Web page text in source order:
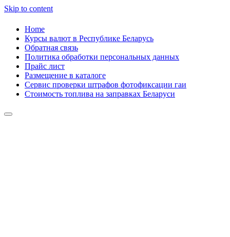
Skip to content
Home
Курсы валют в Республике Беларусь
Обратная связь
Политика обработки персональных данных
Прайс лист
Размещение в каталоге
Сервис проверки штрафов фотофиксации гаи
Стоимость топлива на заправках Беларуси